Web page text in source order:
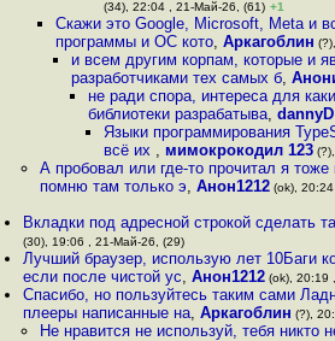
(34), 22:04 , 21-Май-26, (61) +1
Скажи это Google, Microsoft, Meta и
программы и ОС кото, Аркагоблин
и всем другим корпам, которые и
разработчиками тех самых б,
не ради спора, интереса для
библиотеки разрабатыва, dannyD
Языки программирования
всё их , мимокрокодил 123(?),
А пробовал или где-то прочитал я тоже
помню там только э, Анон1212(ok),
Вкладки под адресной строкой сделать
(30), 19:06 , 21-Май-26, (29)
Лучший браузер, использую лет 10Баги
если после чистой ус,Анон1212 (ok), 20:19
Спасибо, но пользуйтесь таким сами
плееры написанные на,Аркагоблин (?),
Не нравится не используй, тебя никто